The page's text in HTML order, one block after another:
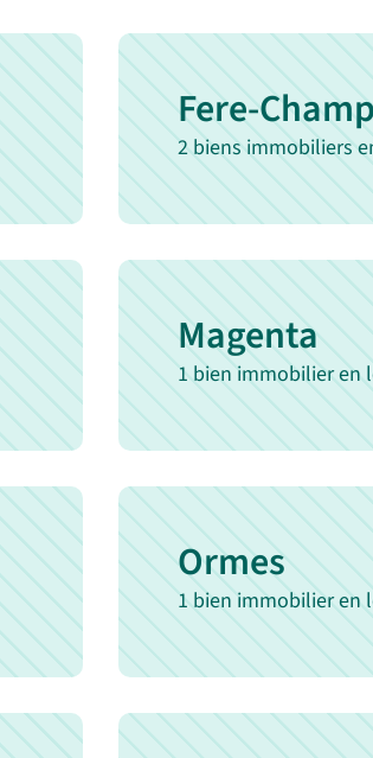
Fere-
2 biens immobiliers
Magenta
1 bien immobilier en
Ormes
1 bien immobilier en